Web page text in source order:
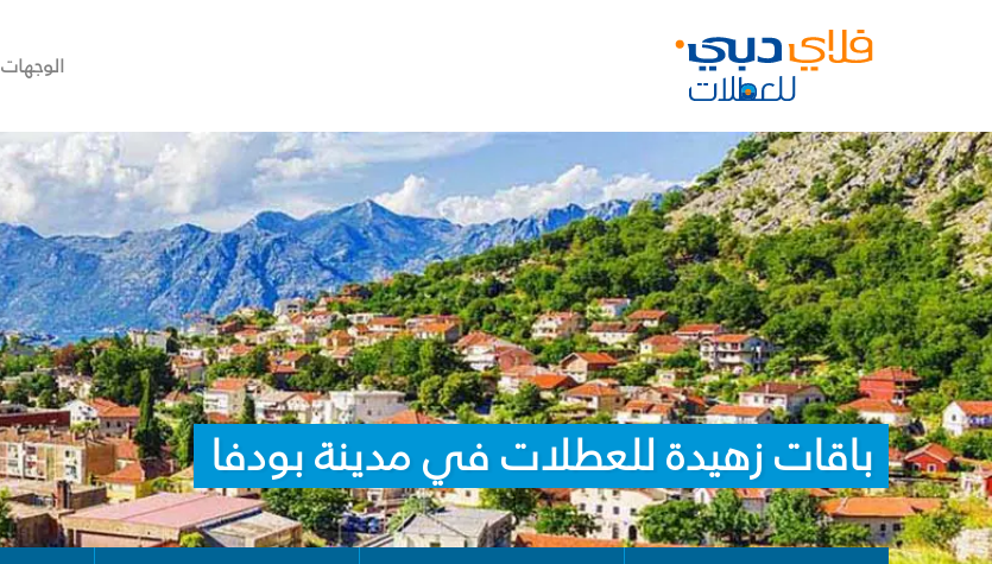
الوجهات
باقات زهيدة للعطلات في مدينة بودفا